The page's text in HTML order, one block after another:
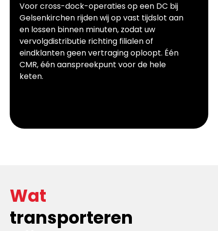
Voor cross-dock-operaties op een DC bij
Gelsenkirchen rijden wij op vast tijdslot aan
en lossen binnen minuten, zodat uw
vervolgdistributie richting filialen of
eindklanten geen vertraging oploopt. Één
CMR, één aanspreekpunt voor de hele
keten.
Wat
transporteren